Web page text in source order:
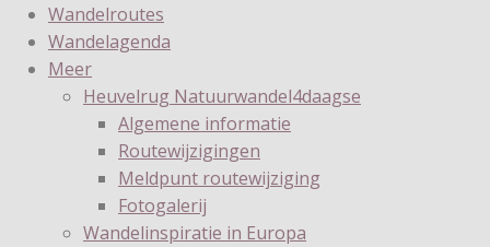
Wandelroutes
Wandelagenda
Meer
Heuvelrug Natuurwandel4daagse
Algemene informatie
Routewijzigingen
Meldpunt routewijziging
Fotogalerij
Wandelinspiratie in Europa